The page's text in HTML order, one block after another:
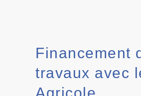
Financement
travaux avec